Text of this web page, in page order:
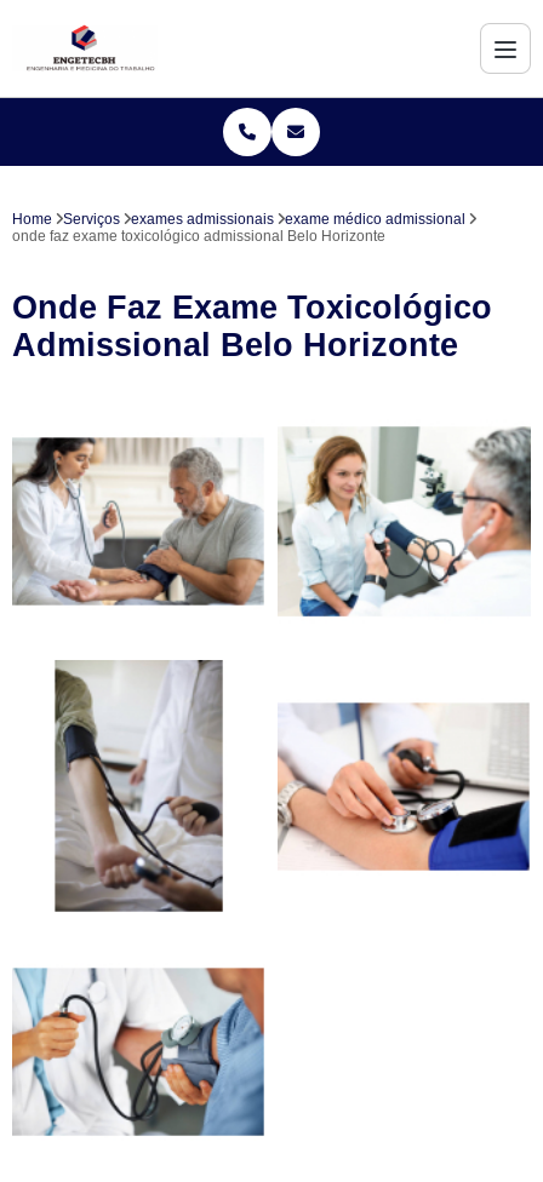
Home Serviços exames admissionais
exame médico admissional
onde faz exame toxicológico admissional Belo Horizonte
Onde Faz Exame Toxicológico
Admissional Belo Horizonte